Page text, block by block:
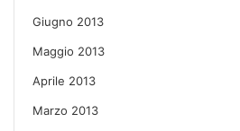
Giugno 2013
Maggio 2013
Aprile 2013
Marzo 2013